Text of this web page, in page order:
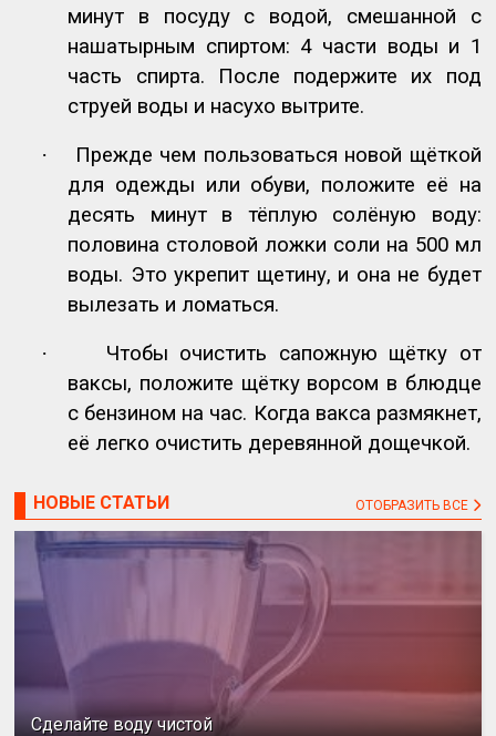
минут в посуду с водой, смешанной с
нашатырным спиртом: 4 части воды и 1
часть спирта. После подержите их под
струей воды и насухо вытрите.
·
Прежде чем пользоваться новой щёткой
для одежды или обуви, положите её на
десять минут в тёплую солёную воду:
половина столовой ложки соли на 500 мл
воды. Это укрепит щетину, и она не будет
вылезать и ломаться.
·
Чтобы очистить сапожную щётку от
ваксы, положите щётку ворсом в блюдце
с бензином на час. Когда вакса размякнет,
её легко очистить деревянной дощечкой.
НОВЫЕ СТАТЬИ ОТОБРАЗИТЬ ВСЕ
Сделайте воду чистой